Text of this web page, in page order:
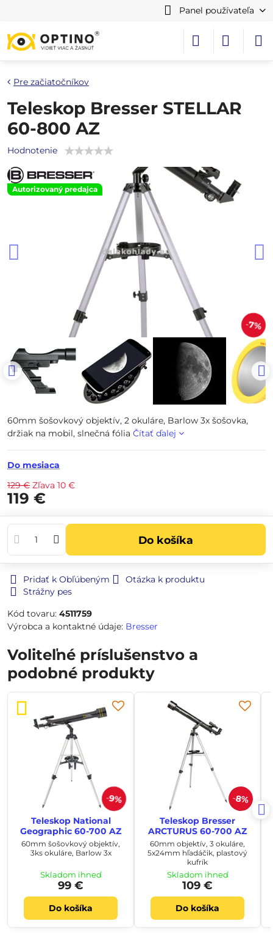
Panel používateľa
Autorizovaný predajca
7%
Pre začiatočníkov
Teleskop Bresser STELLAR
60-800 AZ
Hodnotenie
60mm šošovkový objektív, 2 okuláre, Barlow 3x šošovka,
držiak na mobil, slnečná fólia Čítať ďalej
Do mesiaca
129 € Zľava 10 €
119 €
Do košíka
Pridať k Obľúbeným
Otázka k produktu
Strážny pes
Kód tovaru: 4511759
Výrobca a kontaktné údaje: Bresser
Voliteľné príslušenstvo a
podobné produkty
9%
Teleskop National
Geographic 60-700 AZ
60mm šošovkový objektív,
3ks okuláre, Barlow 3x
Skladom ihneď
99 €
Do košíka
8%
Teleskop Bresser
ARCTURUS 60-700 AZ
60mm objektív, 3 okuláre,
5x24mm hľadáčik, plastový
kufrík
Skladom ihneď
109 €
Do košíka